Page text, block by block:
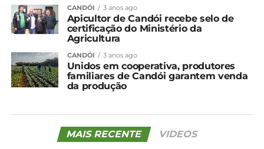
CANDÓI 3 anos ago
Apicultor de Candói recebe selo de
certificação do Ministério da
Agricultura
CANDÓI 3 anos ago
Unidos em cooperativa, produtores
familiares de Candói garantem venda
da produção
MAIS RECENTE VIDEOS